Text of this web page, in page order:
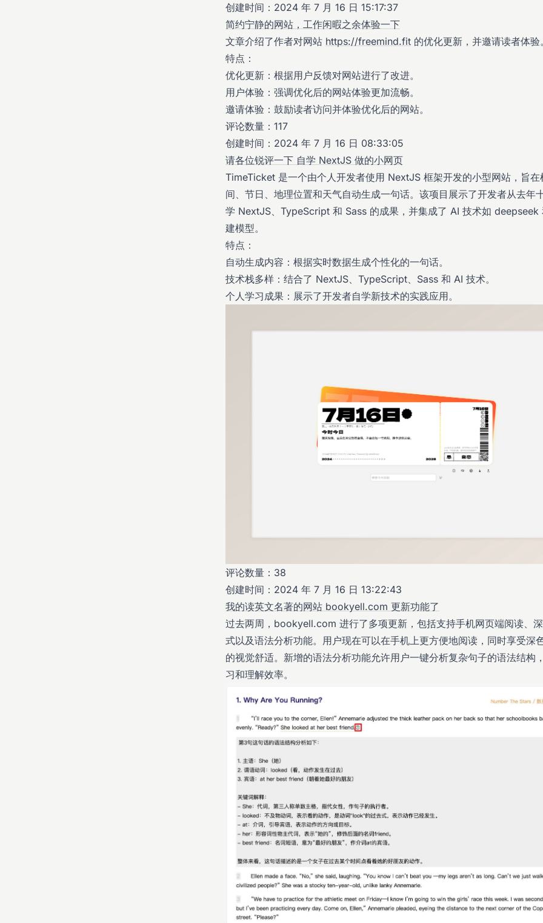
创建时间：2024 年 7 月 16 日 15:17:37
简约宁静的网站，工作闲暇之余体验一下
文章介绍了作者对网站 https://freemind.fit 的优化更新，并邀请读者体验
特点：
优化更新：根据用户反馈对网站进行了改进。
用户体验：强调优化后的网站体验更加流畅。
邀请体验：鼓励读者访问并体验优化后的网站。
评论数量：117
创建时间：2024 年 7 月 16 日 08:33:05
请各位锐评一下 自学 NextJS 做的小网页
TimeTicket 是一个由个人开发者使用 NextJS 框架开发的小型网站，旨在
间、节日、地理位置和天气自动生成一句话。该项目展示了开发者从去年
学 NextJS、TypeScript 和 Sass 的成果，并集成了 AI 技术如
建模型。
特点：
自动生成内容：根据实时数据生成个性化的一句话。
技术栈多样：结合了 NextJS、TypeScript、Sass 和 AI 技术。
个人学习成果：展示了开发者自学新技术的实践应用。
评论数量：38
创建时间：2024 年 7 月 16 日 13:22:43
我的读英文名著的网站 bookyell.com 更新功能了
过去两周，bookyell.com 进行了多项更新，包括支持手机网页端阅读、
式以及语法分析功能。用户现在可以在手机上更方便地阅读，同时享受深
的视觉舒适。新增的语法分析功能允许用户一键分析复杂句子的语法结构
习和理解效率。